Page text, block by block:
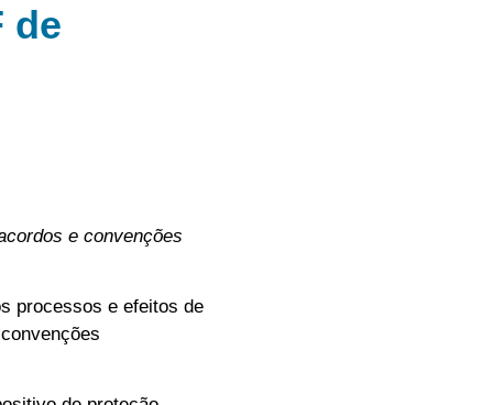
de
e convenções
processos e efeitos de